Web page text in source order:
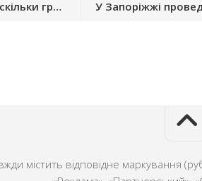
Понад 30 млн грн на бізнес: скільки грантів видали на Запоріжжі від початку року
містить відповідне маркування